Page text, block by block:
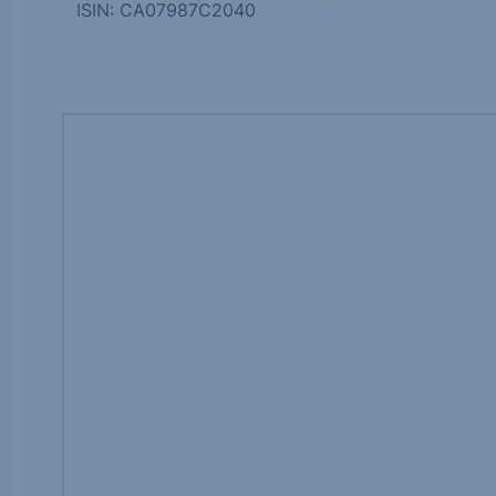
ISIN: CA07987C2040